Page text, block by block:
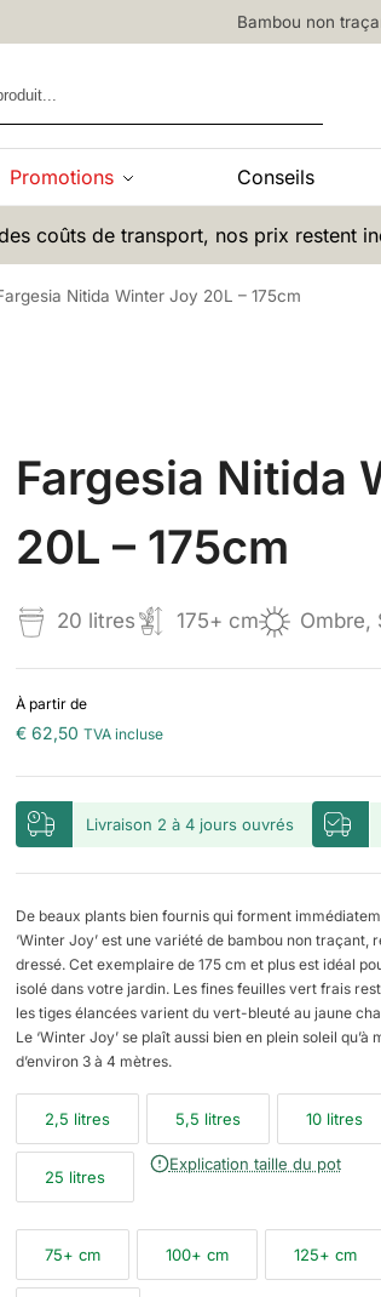
Bambou non
Promotions Conseils
coûts de transport, nos prix restent
Nitida Winter Joy 20L – 175cm
Fargesia Nitida
20L – 175cm
20 litres 175+ cm Ombre,
À partir de
€ 62,50 TVA incluse
Livraison 2 à 4 jours ouvrés
De beaux plants bien fournis qui forment
‘Winter Joy’ est une variété de bambou non
dressé. Cet exemplaire de 175 cm et plus est idéal
isolé dans votre jardin. Les fines feuilles vert frais
les tiges élancées varient du vert-bleuté au jaune
Le ‘Winter Joy’ se plaît aussi bien en plein soleil
d’environ 3 à 4 mètres.
2,5 litres 5,5 litres 10 litres
25 litres
Explication taille du pot
75+ cm 100+ cm 125+ cm